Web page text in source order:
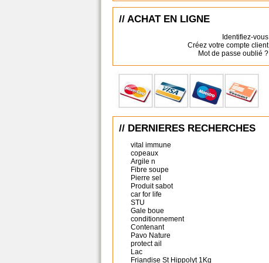
// ACHAT EN LIGNE
Identifiez-vous
Créez votre compte client
Mot de passe oublié ?
// DERNIERES RECHERCHES
vital immune
copeaux
Argile n
Fibre soupe
Pierre sel
Produit sabot
car for life
STU
Gale boue
conditionnement
Contenant
Pavo Nature
protect ail
Lac
Friandise St Hippolyt 1Kg